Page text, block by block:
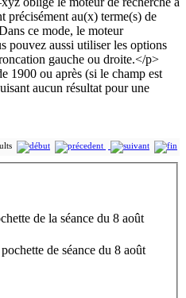
de la séance du 8 août
de séance du 8 août